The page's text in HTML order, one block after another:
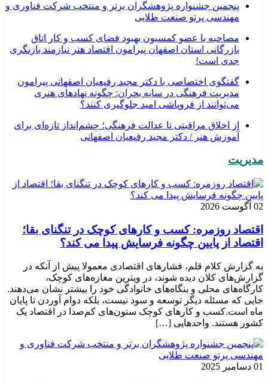
پنجمین جشنواره پژوهشگران برتر و منتخب شرکت فناوری و
مهندسی پرتو صنعت طلایی
مصاحبه با عضو کمسیون بهبود فضای کسب و کار اتاق
بازرگانی استان اصفهان پیرامون اقتصاد هنر نیازمند بازنگری
جدی است!
گفتگوی اختصاصی با دکتر مجید رفیعیان اصفهانی پیرامون
مدیریت فرهنگی در سایه بحران: چگونه نهادهای هنری
می‌توانند از فروپاشی امید جلوگیری کنند؟
از اخلاق مراقبتی تا عدالت فرهنگی؛ چشم‌انداز تازه‌ای برای
آموزش هنر / دکتر مجید رفیعیان اصفهانی
مدیریت
02 آگوست 2026
اقتصاد روزمره: کسب‌ و کارهای کوچک در تنگنای بقا؛
اقتصاد از پایین چگونه فرسایش پیدا می کند؟
به گزارش کلام قلم، فشارهای اقتصادی معمولا پیش از آنکه در
گزارش‌های کلان دیده شوند، در ویترین مغازه‌های کوچک،
کارگاه‌های محلی و بنگاه‌های خانوادگی خود را بیشتر نشان می‌دهند.
جایی که مسئله دیگر توسعه و سود نیست، بلکه دوام آوردن تا پایان
ماه است.کسب‌ و کارهای کوچک ستون‌های کم‌صدا در اقتصاد یک
کشور هستند. واحدهایی […]
01 دسامبر 2025